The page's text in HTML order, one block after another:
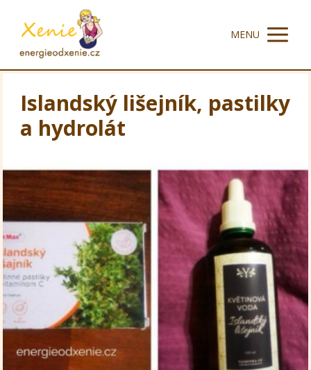
MENU
Islandský lišejník, pastilky
a hydrolát